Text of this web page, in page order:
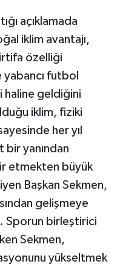
açıklamada
iklim avantajı,
özelliği
futbol
haline geldiğini
iklim, fiziki
her yıl
bir yanından
etmekten büyük
Başkan Sekmen,
gelişmeye
Sporun birleştirici
Sekmen,
yükseltmek